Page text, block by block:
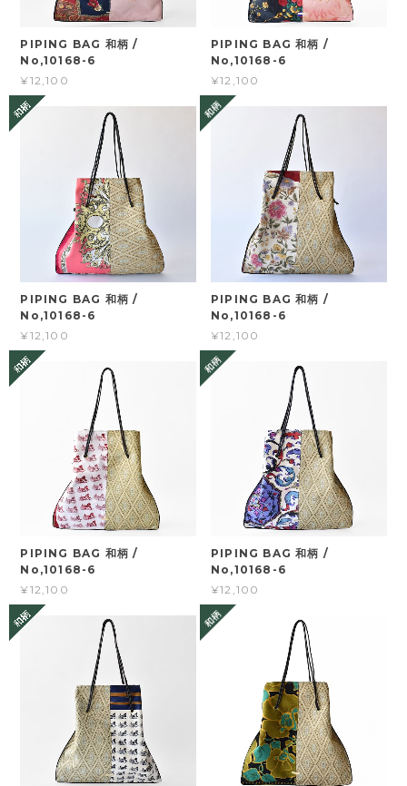
PIPING BAG 和柄 /
No,10168-6
¥12,100
PIPING BAG 和柄 /
No,10168-6
¥12,100
PIPING BAG 和柄 /
No,10168-6
¥12,100
PIPING BAG 和柄 /
No,10168-6
¥12,100
PIPING BAG 和柄 /
No,10168-6
¥12,100
PIPING BAG 和柄 /
No,10168-6
¥12,100